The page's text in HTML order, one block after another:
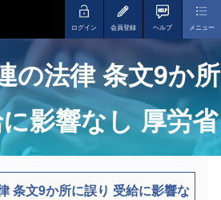
ログイン 会員登録 ヘルプ メニュー
の法律 条文9か所
影響なし 厚労省
条文9か所に誤り 受給に影響な